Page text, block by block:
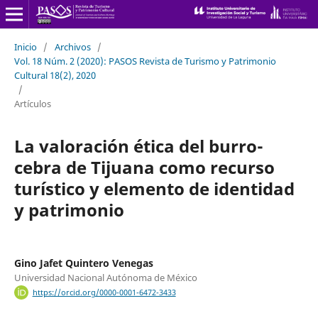
Inicio / Archivos /
Vol. 18 Núm. 2 (2020): PASOS Revista de Turismo y Patrimonio
Cultural 18(2), 2020
/
Artículos
La valoración ética del burro-
cebra de Tijuana como recurso
turístico y elemento de identidad
y patrimonio
Gino Jafet Quintero Venegas
Universidad Nacional Autónoma de México
https://orcid.org/0000-0001-6472-3433